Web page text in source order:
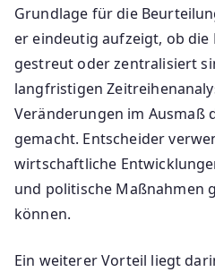
Grundlage für die
er eindeutig aufzeigt, ob die
gestreut oder zentralisiert
langfristigen
Veränderungen im Ausmaß
gemacht. Entscheider
wirtschaftliche
und politische Maßnahmen
können.
Ein weiterer Vorteil liegt